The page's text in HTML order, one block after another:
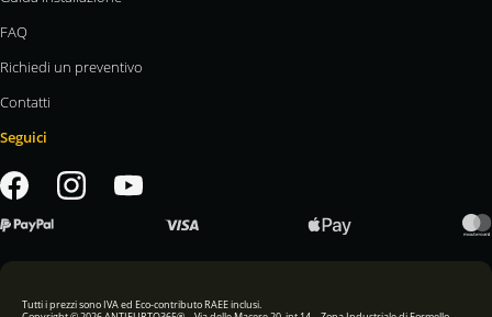
FAQ
Richiedi un preventivo
Contatti
Seguici
Tutti i prezzi sono IVA ed Eco-contributo RAEE inclusi.